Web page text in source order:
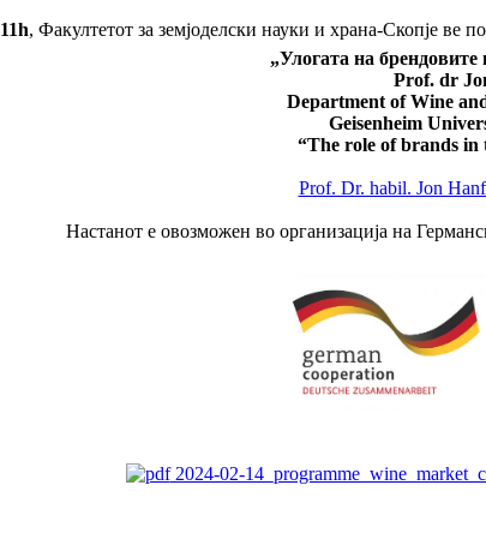
11h, Факултетот за земјоделски науки и храна-Скопје ве
„Улогата на брендовите
Prof. dr
Department of Wine
Geisenheim
“The role of brands in
Prof. Dr. habil. Jon
Настанот е овозможен во организација на
2024-02-